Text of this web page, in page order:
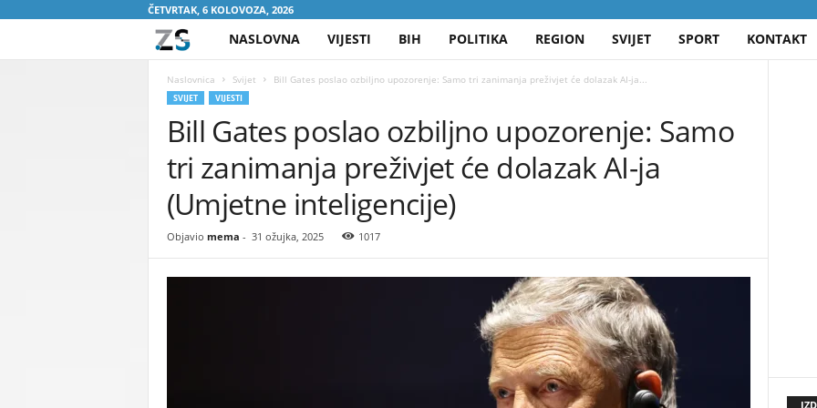
ČETVRTAK, 6 KOLOVOZA, 2026
A
S
E
B
R
NASLOVNA VIJESTI BIH POLITIKA REGION SVIJET SPORT KONTAKT
Naslovnica Svijet Bill Gates poslao ozbiljno upozorenje: Samo tri zanimanja preživjet će dolazak AI-ja...
SVIJET VIJESTI
Bill Gates poslao ozbiljno upozorenje: Samo
tri zanimanja preživjet će dolazak AI-ja
(Umjetne inteligencije)
Objavio mema - 31 ožujka, 2025 1017